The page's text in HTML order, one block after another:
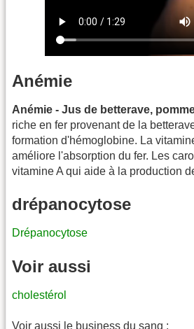
Anémie
Anémie - Jus de betterave,
riche en fer provenant de la
formation d'hémoglobine. La
améliore l'absorption du fer. Les
vitamine A qui aide à la production
drépanocytose
Drépanocytose
Voir aussi
cholestérol
Voir aussi le business du sang :